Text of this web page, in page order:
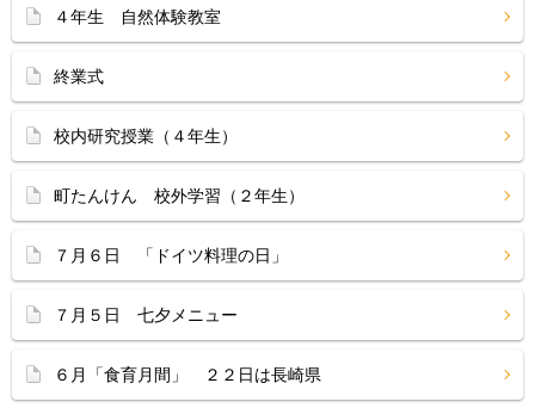
４年生 自然体験教室
終業式
校内研究授業（４年生）
町たんけん 校外学習（２年生）
７月６日 「ドイツ料理の日」
７月５日 七夕メニュー
６月「食育月間」 ２２日は長崎県